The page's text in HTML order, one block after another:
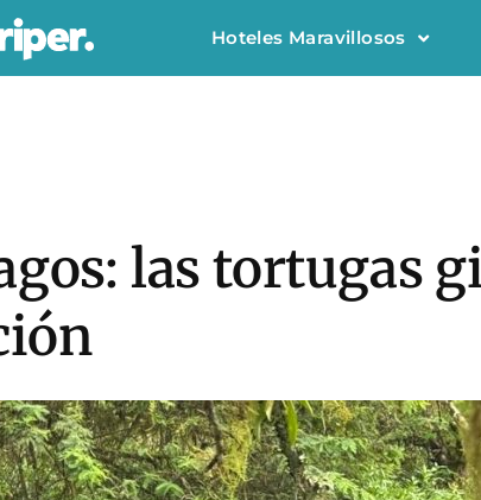
Hoteles Maravillosos
las tortugas